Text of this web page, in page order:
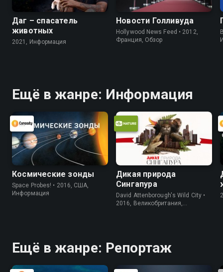
Даг – спасатель
животных
2021, Информация
Новости Голливуда
Hollywood News Feed • 2012,
Франция, Обзор
Ещё в жанре: Информация
Космические зонды
Space Probes! • 2016, США,
Информация
Дикая природа
Сингапура
David Attenborough's Wild City •
2016, Великобритания,
Ещё в жанре: Репортаж